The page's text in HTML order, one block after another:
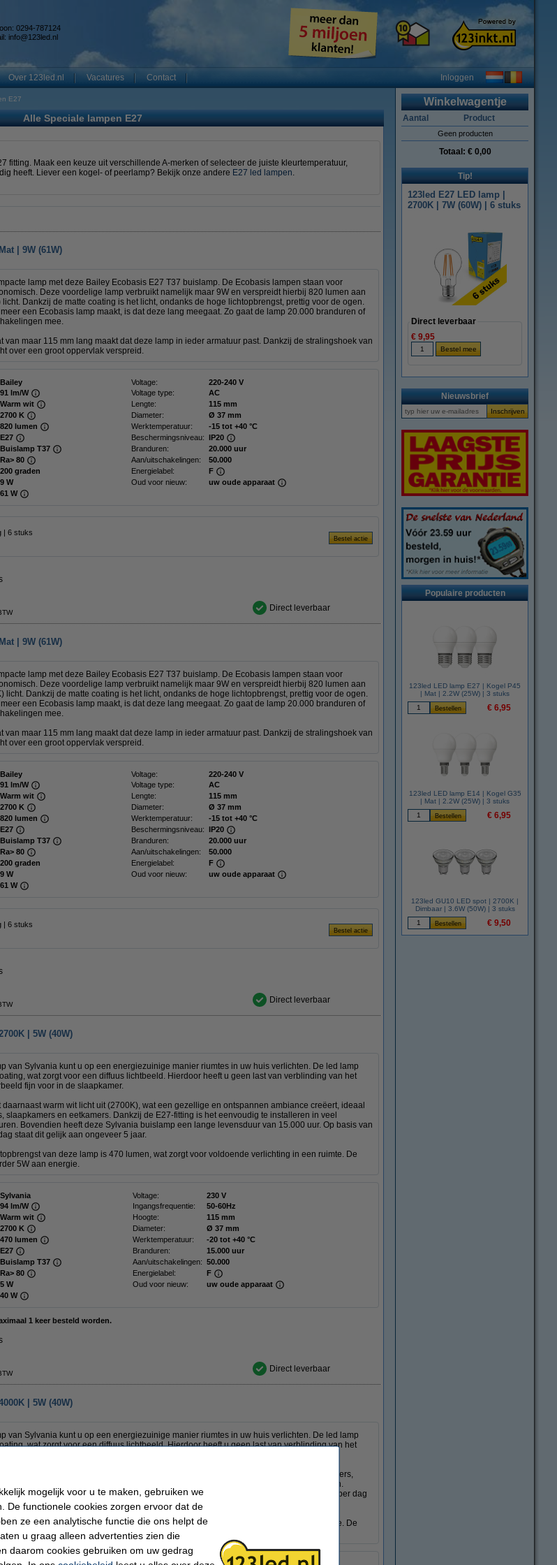
0294-787124
info@123led.nl
Over 123led.nl Vacatures Contact Inloggen
E27
Alle Speciale lampen E27
fitting. Maak een keuze uit verschillende A-merken of selecteer de juiste kleurtemperatuur,
heeft. Liever een kogel- of peerlamp? Bekijk onze andere E27 led lampen.
| 9W (61W)
lamp met deze Bailey Ecobasis E27 T37 buislamp. De Ecobasis lampen staan voor
Deze voordelige lamp verbruikt namelijk maar 9W en verspreidt hierbij 820 lumen aan
Dankzij de matte coating is het licht, ondanks de hoge lichtopbrengst, prettig voor de ogen.
een Ecobasis lamp maakt, is dat deze lang meegaat. Zo gaat de lamp 20.000 branduren of
mee.
van maar 115 mm lang maakt dat deze lamp in ieder armatuur past. Dankzij de stralingshoek van
over een groot oppervlak verspreid.
Bailey Voltage:
220-240 V
91 lm/W Voltage type:
AC
Warm wit Lengte:
115 mm
2700 K Diameter:
Ø 37 mm
820 lumen Werktemperatuur:
-15 tot +40 °C
E27 Beschermingsniveau: IP20
Buislamp T37 Branduren:
20.000 uur
Ra> 80 Aan/uitschakelingen:
50.000
200 graden Energielabel:
F
9 W Oud voor nieuw:
uw oude apparaat
61 W
| 6 stuks
Direct leverbaar
| 9W (61W)
lamp met deze Bailey Ecobasis E27 T37 buislamp. De Ecobasis lampen staan voor
Deze voordelige lamp verbruikt namelijk maar 9W en verspreidt hierbij 820 lumen aan
licht. Dankzij de matte coating is het licht, ondanks de hoge lichtopbrengst, prettig voor de ogen.
een Ecobasis lamp maakt, is dat deze lang meegaat. Zo gaat de lamp 20.000 branduren of
mee.
van maar 115 mm lang maakt dat deze lamp in ieder armatuur past. Dankzij de stralingshoek van
over een groot oppervlak verspreid.
Bailey Voltage:
220-240 V
91 lm/W Voltage type:
AC
Warm wit Lengte:
115 mm
2700 K Diameter:
Ø 37 mm
820 lumen Werktemperatuur:
-15 tot +40 °C
E27 Beschermingsniveau: IP20
Buislamp T37 Branduren:
20.000 uur
Ra> 80 Aan/uitschakelingen:
50.000
200 graden Energielabel:
F
9 W Oud voor nieuw:
uw oude apparaat
61 W
| 6 stuks
Direct leverbaar
| 5W (40W)
van Sylvania kunt u op een energiezuinige manier riumtes in uw huis verlichten. De led lamp
wat zorgt voor een diffuus lichtbeeld. Hierdoor heeft u geen last van verblinding van het
fijn voor in de slaapkamer.
daarnaast warm wit licht uit (2700K), wat een gezellige en ontspannen ambiance creëert, ideaal
slaapkamers en eetkamers. Dankzij de E27-fitting is het eenvoudig te installeren in veel
Bovendien heeft deze Sylvania buislamp een lange levensduur van 15.000 uur. Op basis van
staat dit gelijk aan ongeveer 5 jaar.
van deze lamp is 470 lumen, wat zorgt voor voldoende verlichting in een ruimte. De
5W aan energie.
Sylvania Voltage:
230 V
94 lm/W Ingangsfrequentie:
50-60Hz
Warm wit Hoogte:
115 mm
2700 K Diameter:
Ø 37 mm
470 lumen Werktemperatuur:
-20 tot +40 °C
E27 Branduren:
15.000 uur
Buislamp T37 Aan/uitschakelingen: 50.000
Ra> 80 Energielabel:
F
5 W Oud voor nieuw:
uw oude apparaat
40 W
1 keer besteld worden.
Direct leverbaar
| 5W (40W)
van Sylvania kunt u op een energiezuinige manier riumtes in uw huis verlichten. De led lamp
wat zorgt voor een diffuus lichtbeeld. Hierdoor heeft u geen last van verblinding van het
daarnaast helder wit licht uit (4000K), wat voor natuurlijk licht zorgt, ideaal voor woonkamers,
Dankzij de E27-fitting is het eenvoudig te installeren in veel bestaande armaturen.
Sylvania buislamp een lange levensduur van 15.000 uur. Op basis van 8 branduren per dag
ongeveer 5 jaar.
van deze lamp is 500 lumen, wat zorgt voor voldoende verlichting in een ruimte. De
5W aan energie.
Winkelwagentje
Aantal Product
Geen producten
Totaal: € 0,00
Tip!
123led E27 LED lamp |
2700K | 7W (60W) | 6 stuks
Direct leverbaar
€ 9,95
Nieuwsbrief
Populaire producten
123led LED lamp E27 | Kogel P45
| Mat | 2.2W (25W) | 3 stuks
€ 6,95
123led LED lamp E14 | Kogel G35
| Mat | 2.2W (25W) | 3 stuks
€ 6,95
123led GU10 LED spot | 2700K |
Dimbaar | 3.6W (50W) | 3 stuks
€ 9,50
mogelijk voor u te maken, gebruiken we
De functionele cookies zorgen ervoor dat de
ze een analytische functie die ons helpt de
u graag alleen advertenties zien die
daarom cookies gebruiken om uw gedrag